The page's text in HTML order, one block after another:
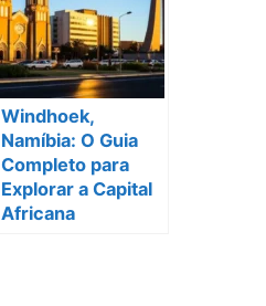
Windhoek,
Namíbia: O Guia
Completo para
Explorar a Capital
Africana